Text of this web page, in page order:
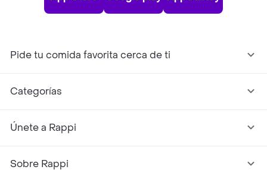
Pide tu comida favorita cerca de ti
Categorías
Únete a Rappi
Sobre Rappi